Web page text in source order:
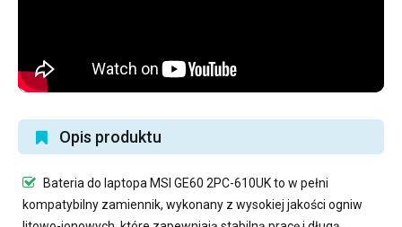
Opis produktu
Bateria do laptopa MSI GE60 2PC-610UKto w pełni
kompatybilny zamiennik, wykonany z wysokiej jakości ogniw